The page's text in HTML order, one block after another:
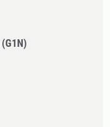
(G1N)